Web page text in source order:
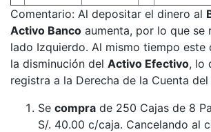
Comentario: Al depositar el dinero al
Activo Banco aumenta, por lo que se
lado Izquierdo. Al mismo tiempo este
la disminución del Activo Efectivo, lo
registra a la Derecha de la Cuenta del
Se compra de 250 Cajas de 8
S/. 40.00 c/caja. Cancelando al